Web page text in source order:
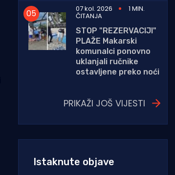
07 kol. 2026
1 MIN.
ČITANJA
STOP "REZERVACIJI"
PLAŽE Makarski
komunalci ponovno
uklanjali ručnike
ostavljene preko noći
PRIKAŽI JOŠ VIJESTI
Istaknute objave